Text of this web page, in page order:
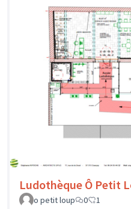
Ludothèque Ô Petit
o petit loup
0 1